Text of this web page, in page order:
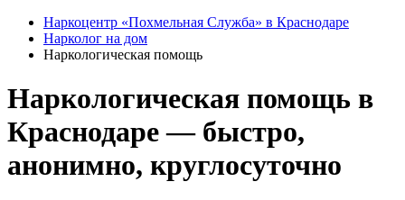
Наркоцентр «Похмельная Служба» в Краснодаре
Нарколог на дом
Наркологическая помощь
Наркологическая помощь в
Краснодаре — быстро,
анонимно, круглосуточно